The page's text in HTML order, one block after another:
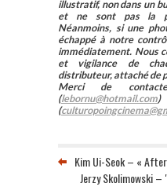
illustratif, non dans un
et ne sont pas la
Néanmoins, si une
échappé à notre
immédiatement. Nous
et vigilance de
distributeur, attaché de
Merci de
(lebornu@hotmail.com)
(
Kim Ui-Seok – «
Jerzy Skolimowski